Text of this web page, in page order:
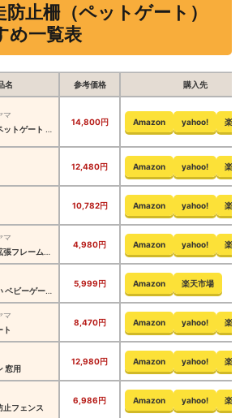
止柵（ペットゲート）
め一覧表
名 参考価格 購入先
マ
ト にゃんドア
14,800円 Amazon yahoo! 楽天
12,480円 Amazon yahoo! 楽天
10,782円 Amazon yahoo! 楽天
マ
レーム付き
4,980円 Amazon yahoo! 楽天
ズ 拡張フレーム付き ハイタイプ
5,999円 Amazon 楽天市場
マ
ト
8,470円 Amazon yahoo! 楽天
窓用
12,980円 Amazon yahoo! 楽天
止フェンス
6,986円 Amazon yahoo! 楽天